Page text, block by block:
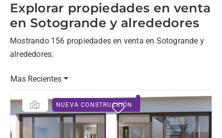
Explorar propiedades en venta
en Sotogrande y alrededores
Mostrando 156 propiedades en venta en Sotogrande y
alrededores.
Mas Recientes
NUEVA CONSTRUCCIÓN